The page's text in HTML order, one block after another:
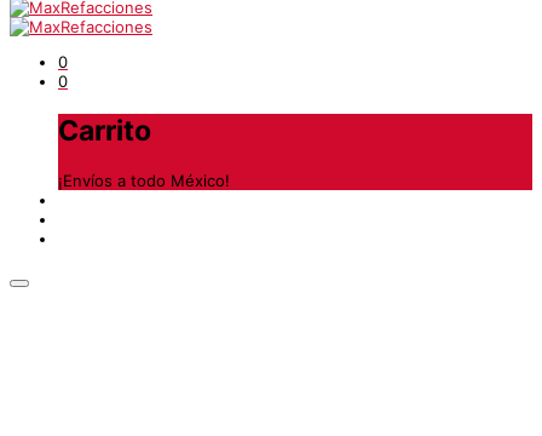
0
0
Carrito
¡Envíos a todo México!